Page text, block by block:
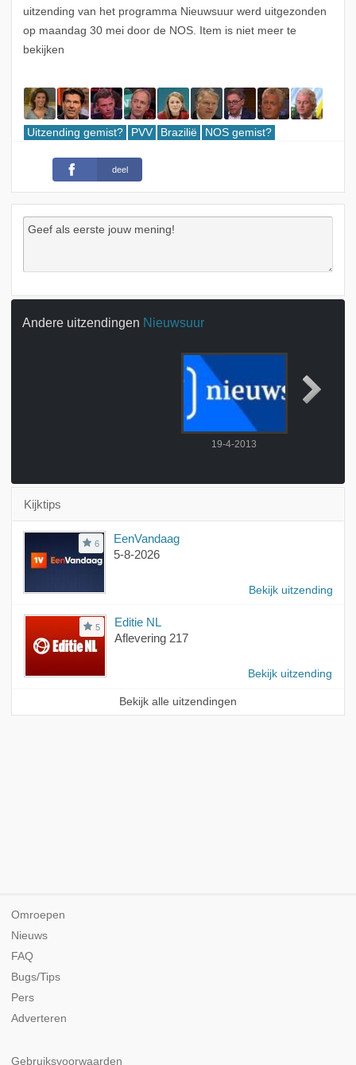
uitzending van het programma Nieuwsuur werd uitgezonden
op maandag 30 mei door de NOS. Item is niet meer te
bekijken
Uitzending gemist? PVV Brazilië NOS gemist?
deel
Andere uitzendingen Nieuwsuur
19-4-2013
Kijktips
6
EenVandaag
5-8-2026
Bekijk uitzending
5
Editie NL
Aflevering 217
Bekijk uitzending
Bekijk alle uitzendingen
Omroepen
Nieuws
FAQ
Bugs/Tips
Pers
Adverteren
Gebruiksvoorwaarden